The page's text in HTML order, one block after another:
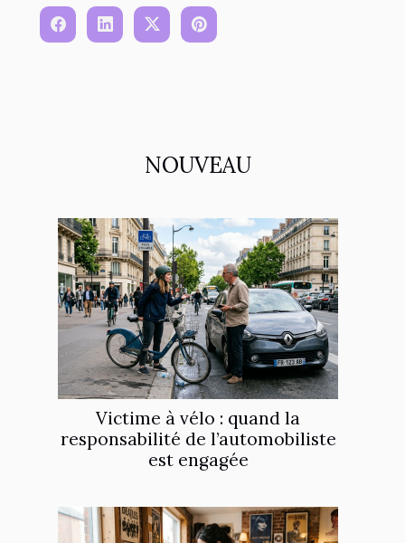
NOUVEAU
Victime à vélo : quand la
responsabilité de l’automobiliste
est engagée